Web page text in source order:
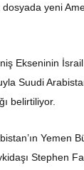
yeni
Ekseninin
Suudi
belirtiliyor.
Yemen
Stephen